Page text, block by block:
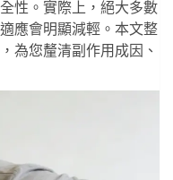
性。實際上，絕大多數
應會明顯減輕。本文整
為您釐清副作用成因、